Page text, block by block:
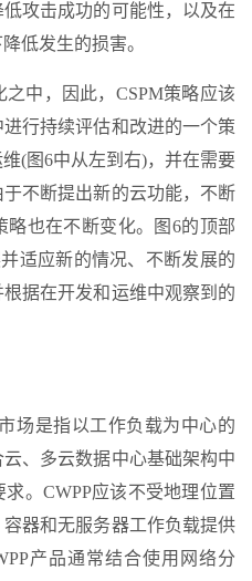
攻击成功的可能性，以及在
低发生的损害。
中，因此，CSPM策略应该
行持续评估和改进的一个策
(图6中从左到右)，并在需要
不断提出新的云功能，不断
也在不断变化。图6的顶部
适应新的情况、不断发展的
据在开发和运维中观察到的
场是指以工作负载为中心的
、多云数据中心基础架构中
。CWPP应该不受地理位置
器和无服务器工作负载提供
产品通常结合使用网络分